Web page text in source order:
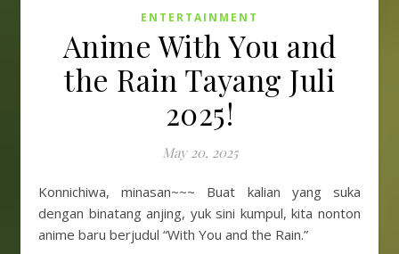
ENTERTAINMENT
Anime With You and
the Rain Tayang Juli
2025!
May 20, 2025
Konnichiwa, minasan~~~ Buat kalian yang suka
dengan binatang anjing, yuk sini kumpul, kita nonton
anime baru berjudul “With You and the Rain.”